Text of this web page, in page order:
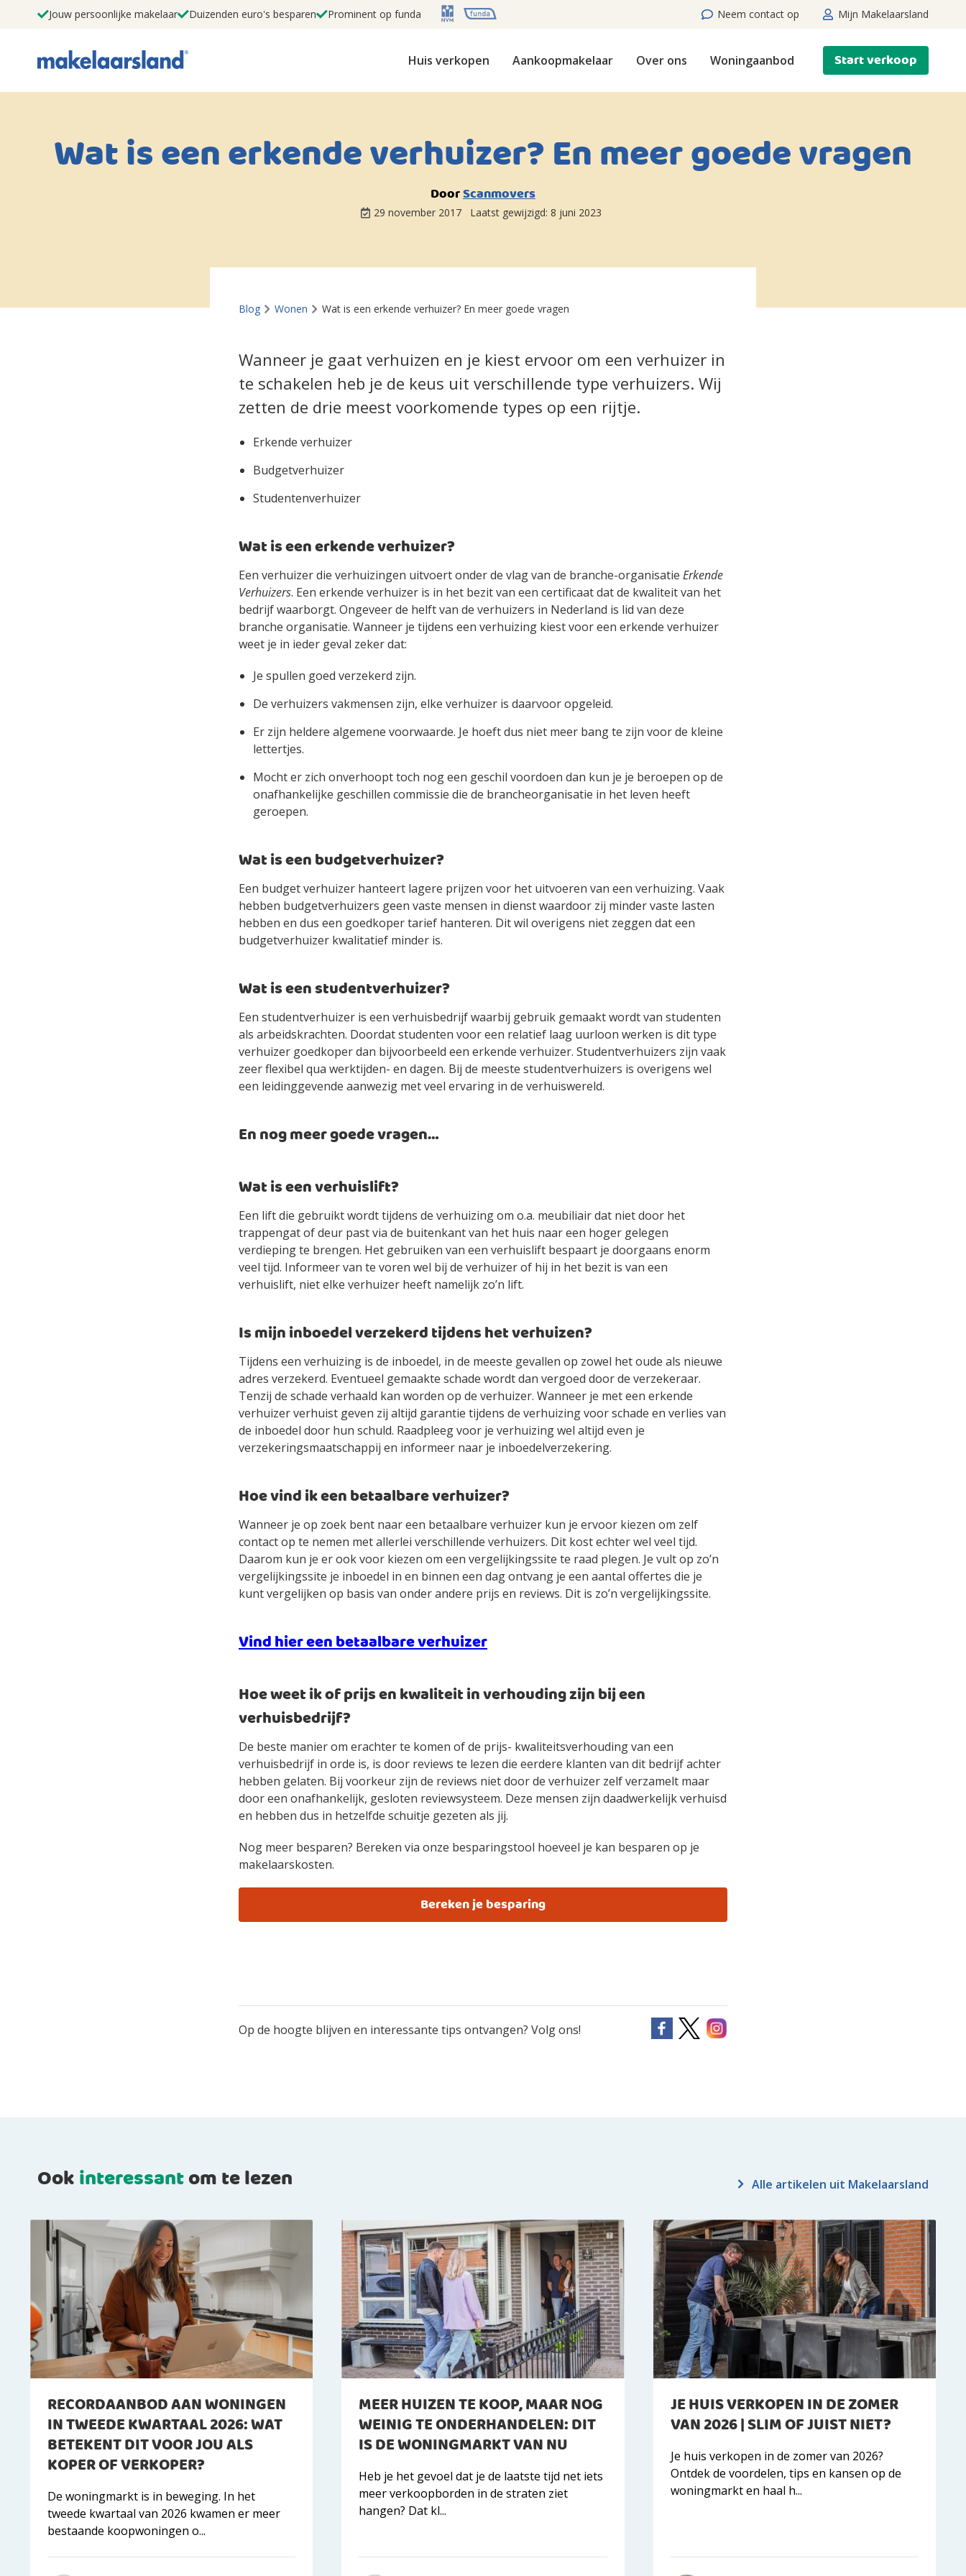
Jouw persoonlijke makelaar Duizenden euro's besparen Prominent op funda Neem contact op Mijn Makelaarsland
Huis verkopen Aankoopmakelaar Over ons Woningaanbod Start verkoop
Wat is een erkende verhuizer? En meer goede vragen
DoorScanmovers
29 november 2017 Laatst gewijzigd: 8 juni 2023
Blog Wonen Wat is een erkende verhuizer? En meer goede vragen
Wanneer je gaat verhuizen en je kiest ervoor om een verhuizer in
te schakelen heb je de keus uit verschillende type verhuizers. Wij
zetten de drie meest voorkomende types op een rijtje.
Erkende verhuizer
Budgetverhuizer
Studentenverhuizer
Wat is een erkende verhuizer?
Een verhuizer die verhuizingen uitvoert onder de vlag van de branche-organisatie Erkende
Verhuizers. Een erkende verhuizer is in het bezit van een certificaat dat de kwaliteit van het
bedrijf waarborgt. Ongeveer de helft van de verhuizers in Nederland is lid van deze
branche organisatie. Wanneer je tijdens een verhuizing kiest voor een erkende verhuizer
weet je in ieder geval zeker dat:
Je spullen goed verzekerd zijn.
De verhuizers vakmensen zijn, elke verhuizer is daarvoor opgeleid.
Er zijn heldere algemene voorwaarde. Je hoeft dus niet meer bang te zijn voor de kleine
lettertjes.
Mocht er zich onverhoopt toch nog een geschil voordoen dan kun je je beroepen op de
onafhankelijke geschillen commissie die de brancheorganisatie in het leven heeft
geroepen.
Wat is een budgetverhuizer?
Een budget verhuizer hanteert lagere prijzen voor het uitvoeren van een verhuizing. Vaak
hebben budgetverhuizers geen vaste mensen in dienst waardoor zij minder vaste lasten
hebben en dus een goedkoper tarief hanteren. Dit wil overigens niet zeggen dat een
budgetverhuizer kwalitatief minder is.
Wat is een studentverhuizer?
Een studentverhuizer is een verhuisbedrijf waarbij gebruik gemaakt wordt van studenten
als arbeidskrachten. Doordat studenten voor een relatief laag uurloon werken is dit type
verhuizer goedkoper dan bijvoorbeeld een erkende verhuizer. Studentverhuizers zijn vaak
zeer flexibel qua werktijden- en dagen. Bij de meeste studentverhuizers is overigens wel
een leidinggevende aanwezig met veel ervaring in de verhuiswereld.
En nog meer goede vragen…
Wat is een verhuislift?
Een lift die gebruikt wordt tijdens de verhuizing om o.a. meubiliair dat niet door het
trappengat of deur past via de buitenkant van het huis naar een hoger gelegen
verdieping te brengen. Het gebruiken van een verhuislift bespaart je doorgaans enorm
veel tijd. Informeer van te voren wel bij de verhuizer of hij in het bezit is van een
verhuislift, niet elke verhuizer heeft namelijk zo’n lift.
Is mijn inboedel verzekerd tijdens het verhuizen?
Tijdens een verhuizing is de inboedel, in de meeste gevallen op zowel het oude als nieuwe
adres verzekerd. Eventueel gemaakte schade wordt dan vergoed door de verzekeraar.
Tenzij de schade verhaald kan worden op de verhuizer. Wanneer je met een erkende
verhuizer verhuist geven zij altijd garantie tijdens de verhuizing voor schade en verlies van
de inboedel door hun schuld. Raadpleeg voor je verhuizing wel altijd even je
verzekeringsmaatschappij en informeer naar je inboedelverzekering.
Hoe vind ik een betaalbare verhuizer?
Wanneer je op zoek bent naar een betaalbare verhuizer kun je ervoor kiezen om zelf
contact op te nemen met allerlei verschillende verhuizers. Dit kost echter wel veel tijd.
Daarom kun je er ook voor kiezen om een vergelijkingssite te raad plegen. Je vult op zo’n
vergelijkingssite je inboedel in en binnen een dag ontvang je een aantal offertes die je
kunt vergelijken op basis van onder andere prijs en reviews. Dit is zo’n vergelijkingssite.
Vind hier een betaalbare verhuizer
Hoe weet ik of prijs en kwaliteit in verhouding zijn bij een
verhuisbedrijf?
De beste manier om erachter te komen of de prijs- kwaliteitsverhouding van een
verhuisbedrijf in orde is, is door reviews te lezen die eerdere klanten van dit bedrijf achter
hebben gelaten. Bij voorkeur zijn de reviews niet door de verhuizer zelf verzamelt maar
door een onafhankelijk, gesloten reviewsysteem. Deze mensen zijn daadwerkelijk verhuisd
en hebben dus in hetzelfde schuitje gezeten als jij.
Nog meer besparen? Bereken via onze besparingstool hoeveel je kan besparen op je
makelaarskosten.
Bereken je besparing
Op de hoogte blijven en interessante tips ontvangen? Volg ons!
Ookinteressantom te lezen Alle artikelen uit Makelaarsland
RECORDAANBOD AAN WONINGEN
IN TWEEDE KWARTAAL 2026: WAT
BETEKENT DIT VOOR JOU ALS
KOPER OF VERKOPER?
De woningmarkt is in beweging. In het
tweede kwartaal van 2026 kwamen er meer
bestaande koopwoningen o...
MEER HUIZEN TE KOOP, MAAR NOG
WEINIG TE ONDERHANDELEN: DIT
IS DE WONINGMARKT VAN NU
Heb je het gevoel dat je de laatste tijd net iets
meer verkoopborden in de straten ziet
hangen? Dat kl...
JE HUIS VERKOPEN IN DE ZOMER
VAN 2026 | SLIM OF JUIST NIET?
Je huis verkopen in de zomer van 2026?
Ontdek de voordelen, tips en kansen op de
woningmarkt en haal h...